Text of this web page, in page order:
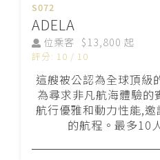
S072
ADELA
位乘客 $13,800 起
評分: 10 / 10
這艘被公認為全球頂級
為尋求非凡航海體驗的
航行優雅和動力性能,
的航程。最多10